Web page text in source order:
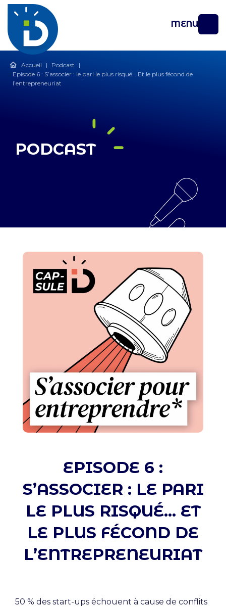
MENU
Accueil | Podcast
|
Episode 6 : S’associer : le pari le plus risqué… Et le plus fécond de
l’entrepreneuriat
PODCAST
EPISODE 6 :
S’ASSOCIER : LE PARI
LE PLUS RISQUÉ… ET
LE PLUS FÉCOND DE
L’ENTREPRENEURIAT
50 % des start-ups échouent à cause de conflits